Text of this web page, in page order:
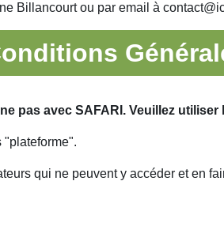
Billancourt ou par email à
pas avec SAFARI. Veuillez
"plateforme".
qui ne peuvent y accéder et en